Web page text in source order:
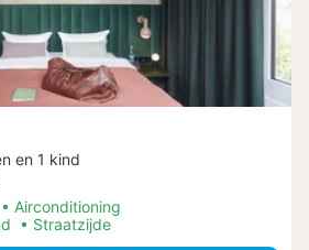
en 1 kind
Airconditioning
Straatzijde